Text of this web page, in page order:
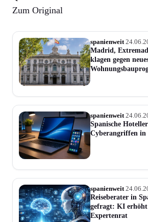
Zum Original
spanienweit
Madrid,
klagen gegen
spanienweit
Spanische
Cyberangriffen in
spanienweit
Reiseberater in
gefragt: KI erhöht
Expertenrat